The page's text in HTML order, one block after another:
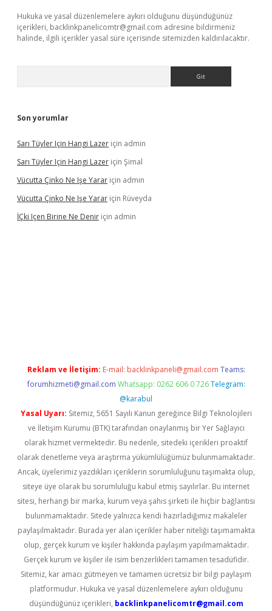
Hukuka ve yasal düzenlemelere aykırı olduğunu düşündüğünüz
içerikleri, backlinkpanelicomtr@gmail.com adresine bildirmeniz
halinde, ilgili içerikler yasal süre içerisinde sitemizden kaldırılacaktır.
Son yorumlar
Sarı Tüyler Için Hangi Lazer için admin
Sarı Tüyler Için Hangi Lazer için Şimal
Vücutta Çinko Ne Işe Yarar için admin
Vücutta Çinko Ne Işe Yarar için Rüveyda
İÇki Içen Birine Ne Denir için admin
Reklam ve İletişim: E-mail: backlinkpaneli@gmail.com Teams:
forumhizmeti@gmail.com Whatsapp: 0262 606 0 726 Telegram:
@karabul
Yasal Uyarı: Sitemiz, 5651 Sayılı Kanun gereğince Bilgi Teknolojileri
ve İletişim Kurumu (BTK) tarafından onaylanmış bir Yer Sağlayıcı
olarak hizmet vermektedir. Bu nedenle, sitedeki içerikleri proaktif
olarak denetleme veya araştırma yükümlülüğümüz bulunmamaktadır.
Ancak, üyelerimiz yazdıkları içeriklerin sorumluluğunu taşımakta olup,
siteye üye olarak bu sorumluluğu kabul etmiş sayılırlar. Bu internet
sitesi, herhangi bir marka, kurum veya şahıs şirketi ile hiçbir bağlantısı
bulunmamaktadır. Sitede yalnızca kendi hazırladığımız makaleler
paylaşılmaktadır. Burada yer alan içerikler haber niteliği taşımamakta
olup, gerçek kurum ve kişiler hakkında paylaşım yapılmamaktadır.
Gerçek kurum ve kişiler ile isim benzerlikleri tamamen tesadüfidir.
Sitemiz, kar amacı gütmeyen ve tamamen ücretsiz bir bilgi paylaşım
platformudur. Hukuka ve yasal düzenlemelere aykırı olduğunu
düşündüğünüz içerikleri, backlinkpanelicomtr@gmail.com